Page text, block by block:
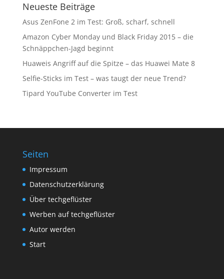
Neueste Beiträge
Asus ZenFone 2 im Test: Groß, scharf, schnell
Amazon Cyber Monday und Black Friday 2015 – die
Schnäppchen-Jagd beginnt
Huaweis Angriff auf die Spitze – das Huawei Mate 8
Selfie-Sticks im Test – was taugt der neue Trend?
Tipard YouTube Converter im Test
Seiten
Impressum
Datenschutzerklärung
Über techgeflüster
Werben auf techgeflüster
Autor werden
Start